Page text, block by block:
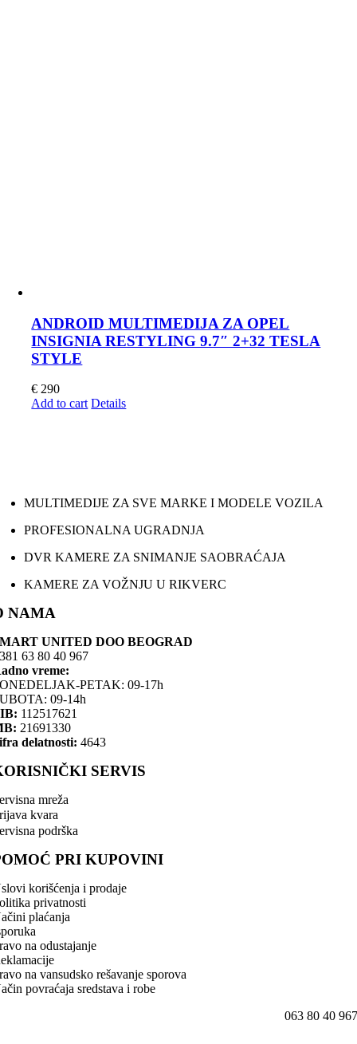
ANDROID MULTIMEDIJA ZA OPEL
INSIGNIA RESTYLING 9.7″ 2+32 TESLA
STYLE
€ 290
Add to cart Details
MULTIMEDIJE ZA SVE MARKE I MODELE VOZILA
PROFESIONALNA UGRADNJA
DVR KAMERE ZA SNIMANJE SAOBRAĆAJA
KAMERE ZA VOŽNJU U RIKVERC
NAMA
UNITED DOO BEOGRAD
63 80 40 967
vreme:
PETAK: 09-17h
09-14h
112517621
21691330
delatnosti: 4643
SERVIS
mreža
kvara
podrška
PRI KUPOVINI
korišćenja i prodaje
privatnosti
plaćanja
na odustajanje
na vansudsko rešavanje sporova
povraćaja sredstava i robe
063 80 40 967